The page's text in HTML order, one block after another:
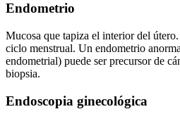
Endometrio
Mucosa que tapiza el interior del
ciclo menstrual. Un endometrio
endometrial) puede ser precursor de
biopsia.
Endoscopia ginecológica